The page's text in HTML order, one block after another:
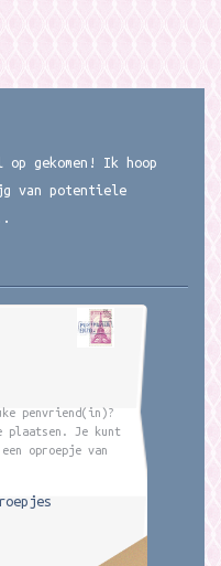
gekomen! Ik hoop
van potentiele
penvriend(in)?
plaatsen. Je kunt
oproepje van